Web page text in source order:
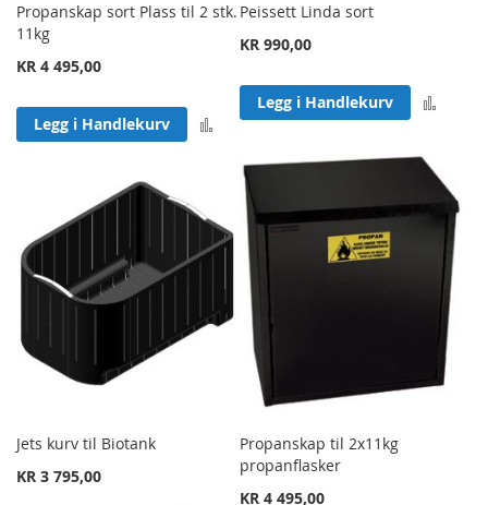
Propanskap sort Plass til 2 stk.
11kg
KR 4 495,00
Legg i Handlekurv Legg til sammenligning
Peissett Linda sort
KR 990,00
Legg i Handlekurv
Jets kurv til Biotank
KR 3 795,00
Propanskap til 2x11kg
propanflasker
KR 4 495,00